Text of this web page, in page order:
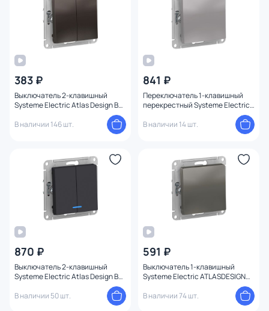
383 ₽
Выключатель 2-клавишный
Systeme Electric Atlas Design BD-
В наличии 146 шт.
841 ₽
Переключатель 1-клавишный
перекрестный Systeme Electric
В наличии 14 шт.
870 ₽
Выключатель 2-клавишный
Systeme Electric Atlas Design BD-
В наличии 50 шт.
591 ₽
Выключатель 1-клавишный
Systeme Electric ATLASDESIGN
В наличии 74 шт.